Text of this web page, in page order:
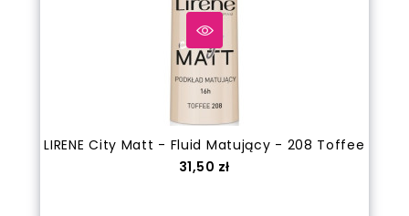
LIRENE City Matt - Fluid Matujący - 208 Toffee
Cena
31,50 zł